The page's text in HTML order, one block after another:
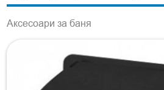
Аксесоари за баня